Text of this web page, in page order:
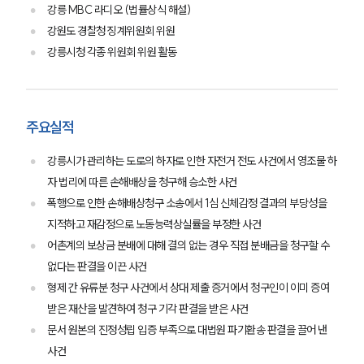
강릉 MBC 라디오 (법률상식 해설)
강원도 경찰청 징계위원회 위원
강릉시청 각종 위원회 위원 활동
주요실적
강릉시가 관리하는 도로의 하자로 인한 자전거 전도 사건에서 영조물 하
자 법리에 따른 손해배상을 청구해 승소한 사건
폭행으로 인한 손해배상청구 소송에서 1심 신체감정 결과의 부당성을
지적하고 재감정으로 노동능력상실률을 부정한 사건
어촌계의 보상금 분배에 대해 결의 없는 경우 직접 분배금을 청구할 수
없다는 판결을 이끈 사건
형제 간 유류분 청구 사건에서 상대 제출 증거에서 청구인이 이미 증여
받은 재산을 발견하여 청구 기각 판결을 받은 사건
문서 원본의 진정성립 입증 부족으로 대법원 파기환송 판결을 끌어 낸
사건